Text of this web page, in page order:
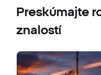
Preskúmajte
znalostí